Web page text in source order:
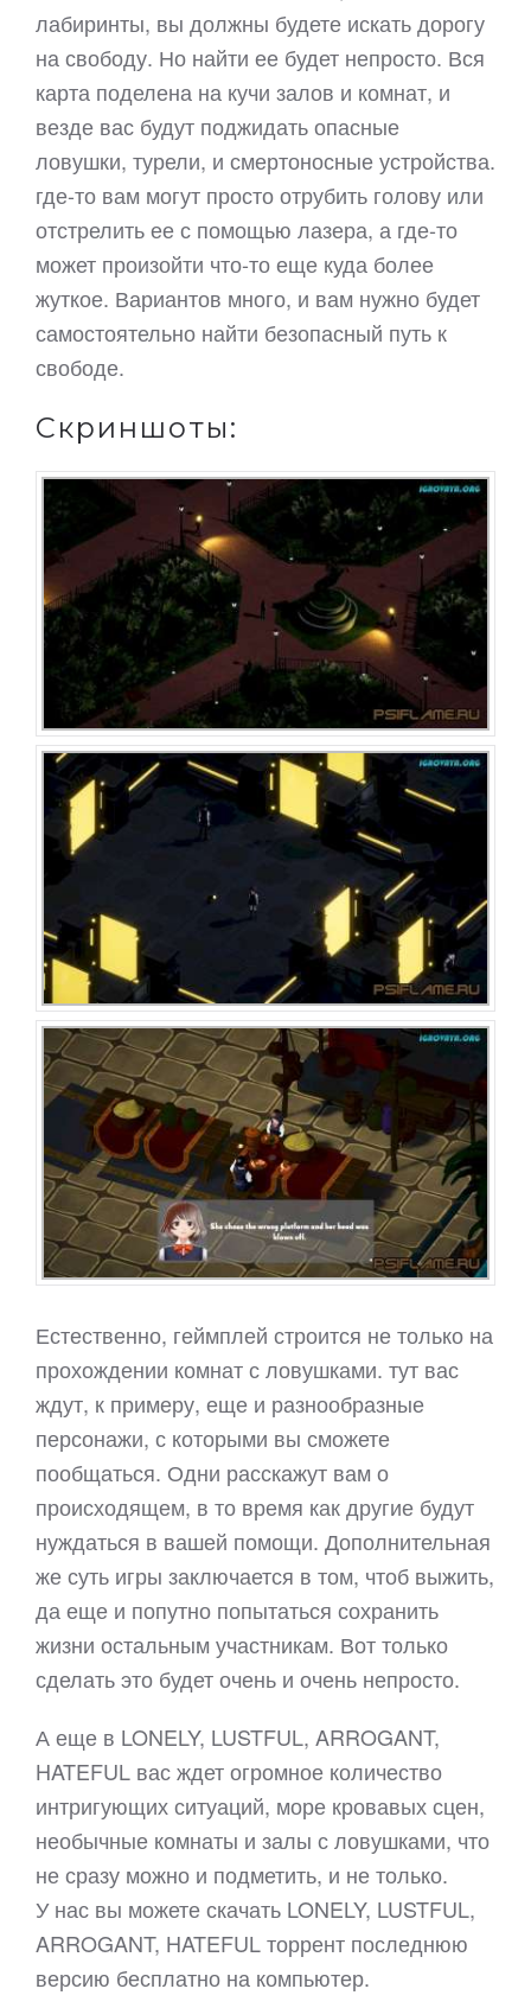
лабиринты, вы должны будете искать дорогу
на свободу. Но найти ее будет непросто. Вся
карта поделена на кучи залов и комнат, и
везде вас будут поджидать опасные
ловушки, турели, и смертоносные устройства.
где-то вам могут просто отрубить голову или
отстрелить ее с помощью лазера, а где-то
может произойти что-то еще куда более
жуткое. Вариантов много, и вам нужно будет
самостоятельно найти безопасный путь к
свободе.
Скриншоты:
Естественно, геймплей строится не только на
прохождении комнат с ловушками. тут вас
ждут, к примеру, еще и разнообразные
персонажи, с которыми вы сможете
пообщаться. Одни расскажут вам о
происходящем, в то время как другие будут
нуждаться в вашей помощи. Дополнительная
же суть игры заключается в том, чтоб выжить,
да еще и попутно попытаться сохранить
жизни остальным участникам. Вот только
сделать это будет очень и очень непросто.
А еще в LONELY, LUSTFUL, ARROGANT,
HATEFUL вас ждет огромное количество
интригующих ситуаций, море кровавых сцен,
необычные комнаты и залы с ловушками, что
не сразу можно и подметить, и не только.
У нас вы можете скачать LONELY, LUSTFUL,
ARROGANT, HATEFUL торрент последнюю
версию бесплатно на компьютер.